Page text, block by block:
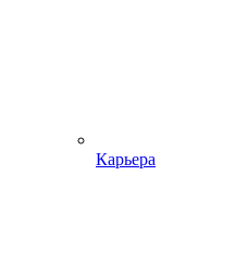
Карьера